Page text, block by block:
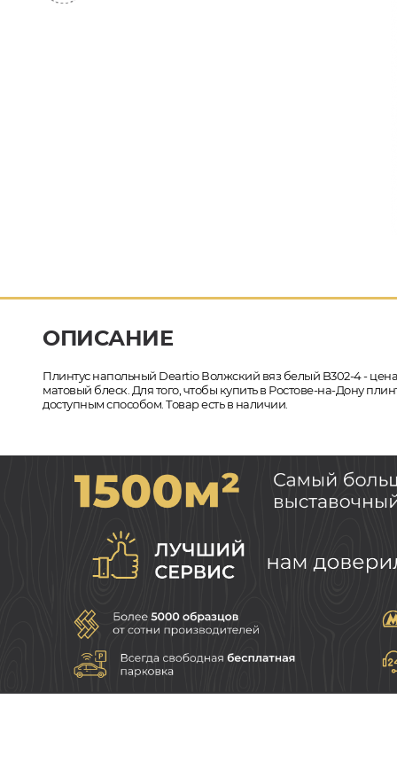
ОПИСАНИЕ
Плинтус напольный Deartio Волжский вяз белый B302-4 -
матовый блеск. Для того, чтобы купить в Ростове-на-Дону
доступным способом. Товар есть в наличии.